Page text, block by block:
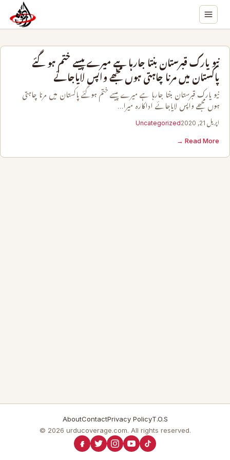
نیو یارک قبرستان بنتا جارہا ہے میرے پیسے ختم ہوگئے
پاکستان میں مرنا چاہتی ہوں مجھے واپس لایاجائے
نیو یارک قبرستان بنتا جارہا ہے میرے پیسے ختم ہوگئے پاکستان میں مرنا چاہتی
ہوں مجھے واپس لایاجائے اداکارہ میرا…
اپریل 21, 2020 Uncategorized
Read More →
AboutContactPrivacy PolicyT.O.S
© 2026 urducoverage.com. All rights reserved.